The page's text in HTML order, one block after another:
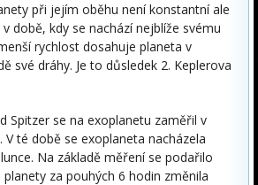
při jejím oběhu není konstantní ale
době, kdy se nachází nejblíže svému
rychlost dosahuje planeta v
své dráhy. Je to důsledek 2. Keplerova
Spitzer se na exoplanetu zaměřil v
V té době se exoplaneta nacházela
Na základě měření se podařilo
za pouhých 6 hodin změnila